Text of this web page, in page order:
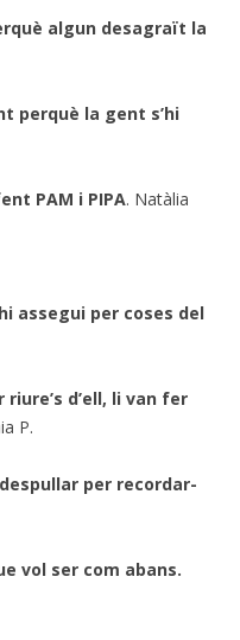
algun desagraït la
perquè la gent s’hi
PAM i PIPA. Natàlia
assegui per coses del
d’ell, li van fer
P.
per recordar-
vol ser com abans.